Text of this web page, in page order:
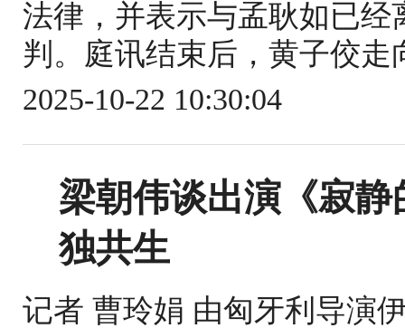
法律，并表示与孟耿如已
判。庭讯结束后，黄子佼
2025-10-22 10:30:04
梁朝伟谈出演《寂
独共生
记者 曹玲娟 由匈牙利导演